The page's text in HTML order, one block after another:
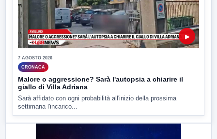
▶
7 AGOSTO 2026
CRONACA
Malore o aggressione? Sarà l'autopsia a chiarire il
giallo di Villa Adriana
Sarà affidato con ogni probabilità all'inizio della prossima
settimana l'incarico...